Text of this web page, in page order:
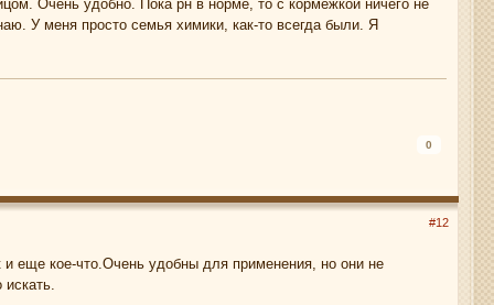
Очень удобно. Пока рн в норме, то с кормежкой ничего не
У меня просто семья химики, как-то всегда были. Я
0
#12
еще кое-что.Очень удобны для применения, но они не